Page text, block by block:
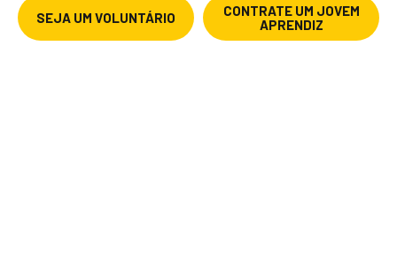
SEJA UM VOLUNTÁRIO
CONTRATE UM JOVEM
APRENDIZ